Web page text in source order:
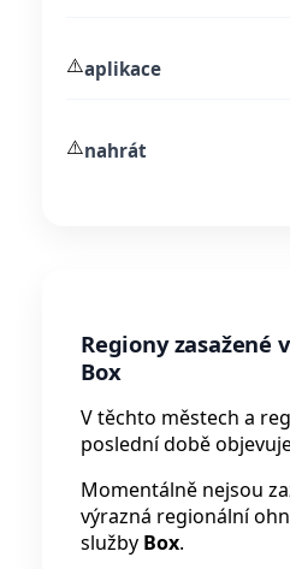
⚠️aplikace
⚠️nahrát
Regiony zasažené
Box
V těchto městech a
poslední době
Momentálně nejsou
výrazná regionální
služby Box.